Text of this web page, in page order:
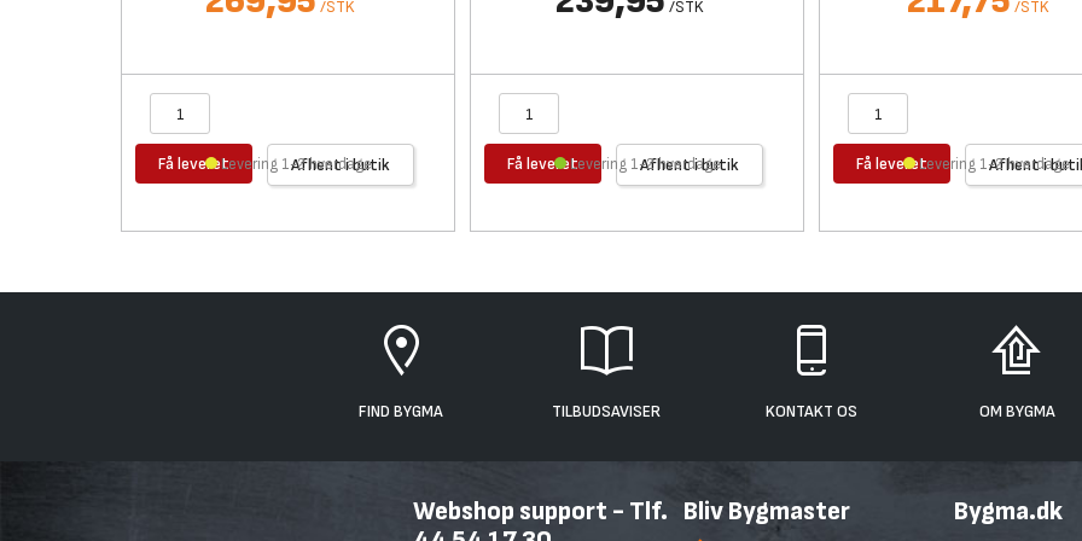
/STK
Få leveret Afhent i butik
Levering 1-2 hverdage
/STK
Få leveret Afhent i butik
Levering 1-2 hverdage
/STK
Få leveret Afhent i
Levering 1-2 hverdage
FIND BYGMA TILBUDSAVISER KONTAKT OS OM BYGMA
Webshop support - Tlf. Bliv Bygmaster Bygma.dk